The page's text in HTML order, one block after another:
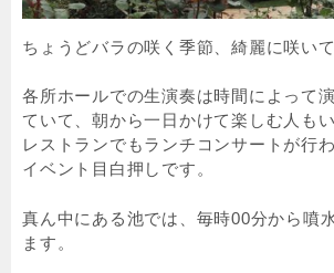
ちょうどバラの咲く季節、綺麗に咲い
各所ホールでの生演奏は時間によって
ていて、朝から一日かけて楽しむ人も
レストランでもランチコンサートが行
イベント目白押しです。
真ん中にある池では、毎時00分から噴
ます。